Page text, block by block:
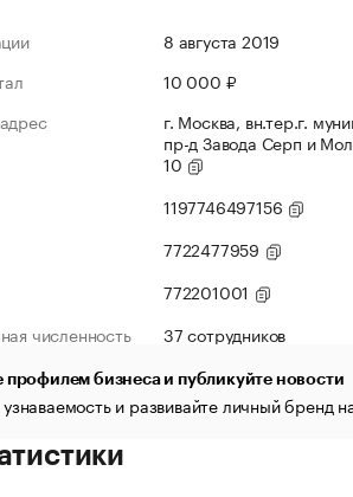
8 августа 2019
10 000 ₽
г. Москва, вн.тер.г.
пр-д Завода Серп и
10
1197746497156
7722477959
772201001
численность
37 сотрудников
профилем бизнеса и публикуйте новости
и развивайте личный бренд